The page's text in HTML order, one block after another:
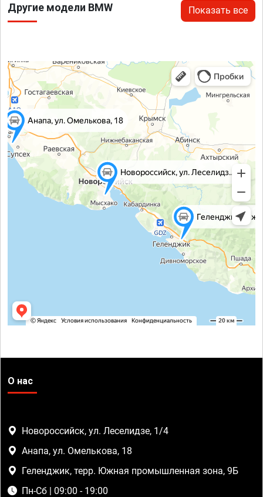
Другие модели BMW Показать все
О нас
Новороссийск, ул. Леселидзе, 1/4
Анапа, ул. Омелькова, 18
Геленджик, терр. Южная промышленная зона, 9Б
Пн-Сб | 09:00 - 19:00